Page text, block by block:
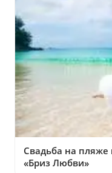
Свадьба на
«Бриз Любви»